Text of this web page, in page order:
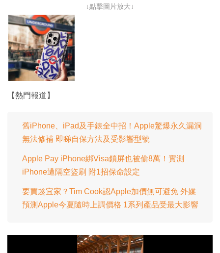
↓點擊圖片放大↓
【熱門報道】
舊iPhone、iPad及手錶全中招！Apple驚爆永久漏洞
無法修補 即睇自保方法及受影響型號
Apple Pay iPhone綁Visa鎖屏也被偷8萬！實測
iPhone遭隔空盜刷 附1招保命設定
要買趁宜家？Tim Cook認Apple加價無可避免 外媒
預測Apple今夏隨時上調價格 1系列產品受最大影響